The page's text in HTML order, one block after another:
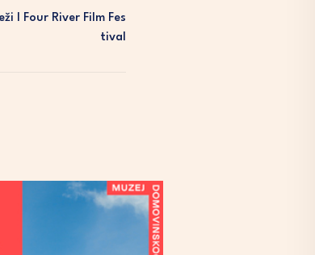
I Four River Film Fes
Tival